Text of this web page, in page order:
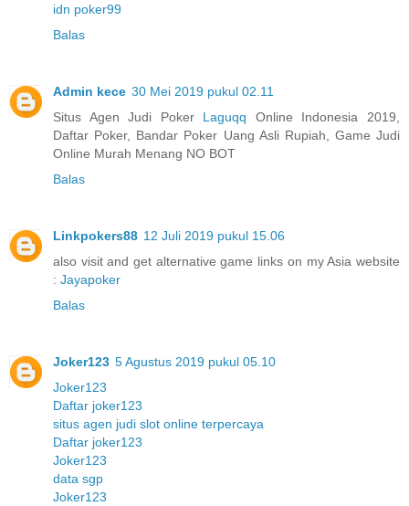
idn poker99
Balas
Admin kece 30 Mei 2019 pukul 02.11
Situs Agen Judi Poker Laguqq Online Indonesia 2019,
Daftar Poker, Bandar Poker Uang Asli Rupiah, Game Judi
Online Murah Menang NO BOT
Balas
Linkpokers88 12 Juli 2019 pukul 15.06
also visit and get alternative game links on my Asia website
: Jayapoker
Balas
Joker123 5 Agustus 2019 pukul 05.10
Joker123
Daftar joker123
situs agen judi slot online terpercaya
Daftar joker123
Joker123
data sgp
Joker123